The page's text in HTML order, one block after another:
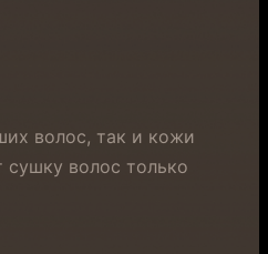
волос, так и кожи
сушку волос только